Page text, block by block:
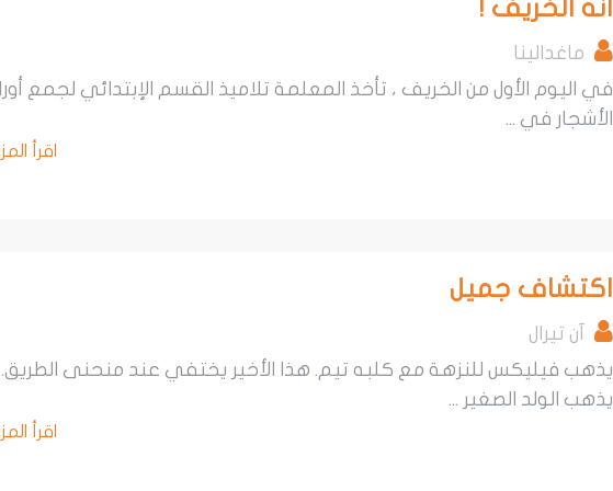
انه الخريف !
ماغدالينا
في اليوم الأول من الخريف ، تأخذ المعلمة تلاميذ القسم الإبتدائي لجمع
الأشجار في ...
اقرأ
اكتشاف جميل
آن تيرال
يذهب فيليكس للنزهة مع كلبه تيم. هذا الأخير يختفي عند منحنى
يذهب الولد الصغير ...
اقرأ